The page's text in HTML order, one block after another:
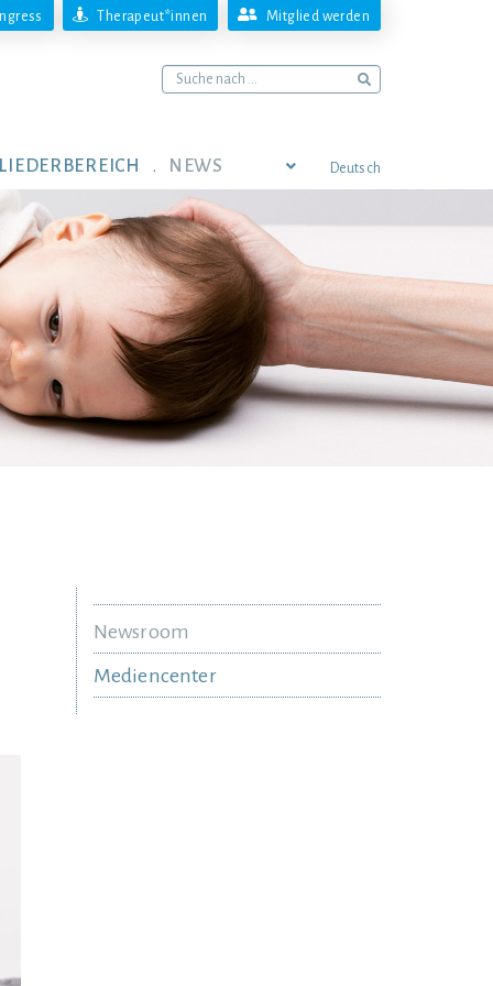
Therapeut*innen Mitglied werden
NEWS Deutsch
Newsroom
Mediencenter